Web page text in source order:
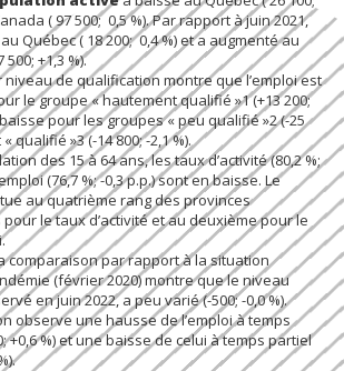
( 97 500; 0,5 %). Par rapport à juin 2021,
Québec ( 18 200; 0,4 %) et a augmenté au
+1,3 %).
niveau de qualification montre que l’emploi est
le groupe « hautement qualifié »1 (+13 200;
pour les groupes « peu qualifié »2 (-25
« qualifié »3 (-14 800; -2,1 %).
des 15 à 64 ans, les taux d’activité (80,2 %;
(76,7 %; -0,3 p.p.) sont en baisse. Le
au quatrième rang des provinces
le taux d’activité et au deuxième pour le
comparaison par rapport à la situation
(février 2020) montre que le niveau
en juin 2022, a peu varié (-500; -0,0 %).
observe une hausse de l’emploi à temps
+0,6 %) et une baisse de celui à temps partiel